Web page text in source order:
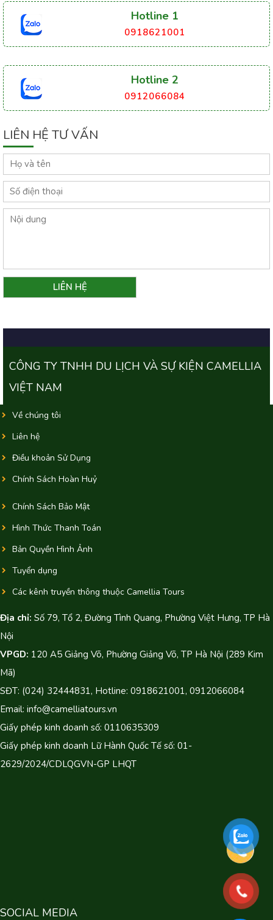
Hotline 1
0918621001
Hotline 2
0912066084
LIÊN HỆ TƯ VẤN
CÔNG TY TNHH DU LỊCH VÀ SỰ KIỆN CAMELLIA
VIỆT NAM
Về chúng tôi
Liên hệ
Điều khoản Sử Dụng
Chính Sách Hoàn Huỷ
Chính Sách Bảo Mật
Hình Thức Thanh Toán
Bản Quyền Hình Ảnh
Tuyển dụng
Các kênh truyền thông thuộc Camellia Tours
Địa chỉ: Số 79, Tổ 2, Đường Tình Quang, Phường Việt Hưng, TP Hà
Nội
VPGD: 120 A5 Giảng Võ, Phường Giảng Võ, TP Hà Nội (289 Kim
Mã)
SĐT: (024) 32444831, Hotline: 0918621001, 0912066084
Email: info@camelliatours.vn
Giấy phép kinh doanh số: 0110635309
Giấy phép kinh doanh Lữ Hành Quốc Tế số: 01-
2629/2024/CDLQGVN-GP LHQT
SOCIAL MEDIA